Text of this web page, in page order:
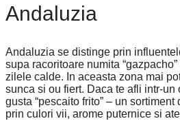
Andaluzia
Andaluzia se distinge prin
supa racoritoare numita
zilele calde. In aceasta zona mai
sunca si ou fiert. Daca te afli intr-
gusta “pescaito frito” – un
prin culori vii, arome puternice si